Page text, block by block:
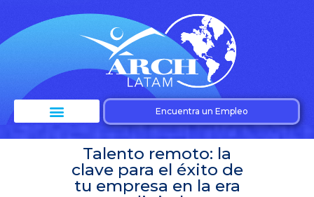
Encuentra un Empleo
Talento remoto: la
clave para el éxito de
tu empresa en la era